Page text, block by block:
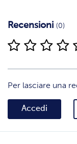
Recensioni (0)
Per lasciare una
Accedi